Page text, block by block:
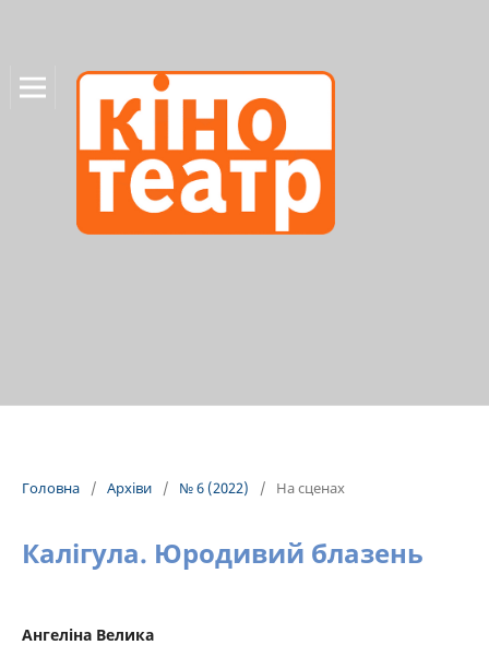
Головна / Архіви / № 6 (2022) / На сценах
Калігула. Юродивий блазень
Ангеліна Велика